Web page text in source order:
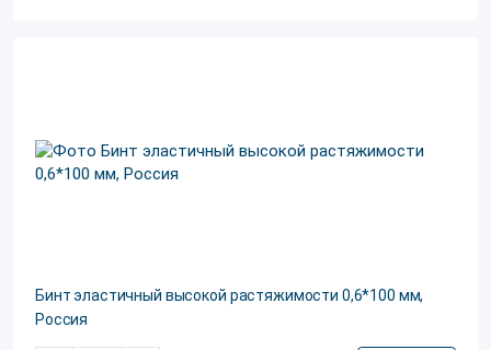
Бинт эластичный высокой растяжимости 0,6*100 мм,
Россия